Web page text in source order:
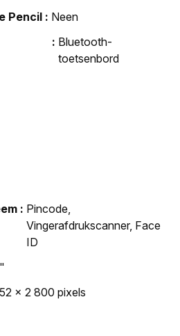
Pencil
Neen
Bluetooth-
toetsenbord
Pincode,
Vingerafdrukscanner, Face
ID
x 2 800 pixels